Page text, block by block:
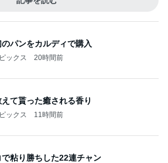
パンをカルディで購入
ックス 20時間前
て貰った癒される香り
ックス 11時間前
粘り勝ちした22連チャン